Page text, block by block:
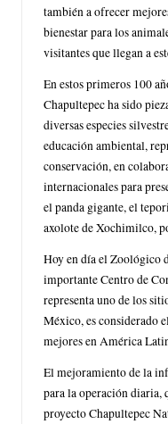
también a ofrecer
bienestar para los
visitantes que llegan a
En estos primeros 100
Chapultepec ha sido
diversas especies
educación ambiental,
conservación, en
internacionales para
el panda gigante, el
axolote de Xochimilco,
Hoy en día el Zoológico
importante Centro de
representa uno de los
México, es considerado
mejores en América
El mejoramiento de la
para la operación diaria,
proyecto Chapultepec